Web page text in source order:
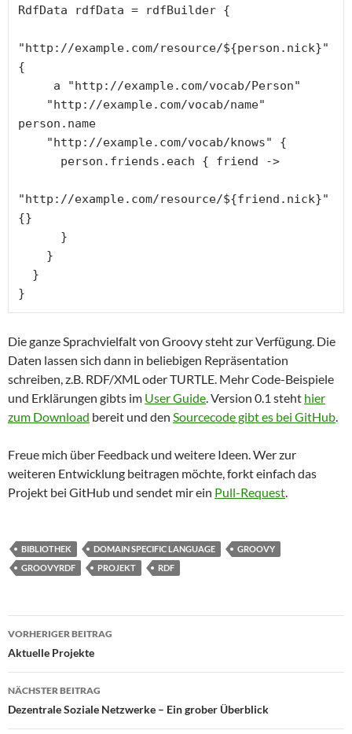
RdfData rdfData = rdfBuilder {
"http://example.com/resource/${person.nick}"
{
person.name
"http://example.com/resource/${friend.nick}"
{}
}
Die ganze Sprachvielfalt von Groovy steht zur Verfügung. Die
Daten lassen sich dann in beliebigen Repräsentation
schreiben, z.B. RDF/XML oder TURTLE. Mehr Code-Beispiele
und Erklärungen gibts im User Guide. Version 0.1 steht hier
zum Download bereit und den Sourcecode gibt es bei GitHub.
Freue mich über Feedback und weitere Ideen. Wer zur
weiteren Entwicklung beitragen möchte, forkt einfach das
Projekt bei GitHub und sendet mir ein Pull-Request.
BIBLIOTHEK DOMAIN SPECIFIC LANGUAGE
GROOVY
GROOVYRDF
PROJEKT RDF
Beitragsnavigation
VORHERIGER BEITRAG
Aktuelle Projekte
NÄCHSTER BEITRAG
Dezentrale Soziale Netzwerke – Ein grober Überblick